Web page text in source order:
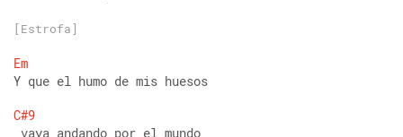
[Estrofa]
Em
Y que el humo de mis huesos
C#9
vaya andando por el mundo